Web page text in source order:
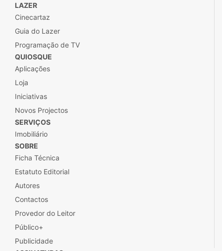
LAZER
Cinecartaz
Guia do Lazer
Programação de TV
QUIOSQUE
Aplicações
Loja
Iniciativas
Novos Projectos
SERVIÇOS
Imobiliário
SOBRE
Ficha Técnica
Estatuto Editorial
Autores
Contactos
Provedor do Leitor
Público+
Publicidade